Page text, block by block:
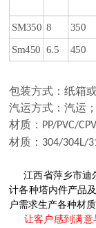
SM350 8 350
Sm450 6.5 450
包装方式：纸箱
汽运方式：汽运；
材质： PP/PVC/
材质： 304/304L/
江西省萍乡市迪
计各种塔内件产品
户需求生产各种材质
让客户感到满意